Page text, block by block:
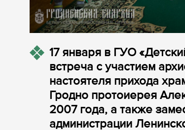
17 января в ГУО
встреча с участием
настоятеля прихода
Гродно протоиерея
2007 года, а также
администрации